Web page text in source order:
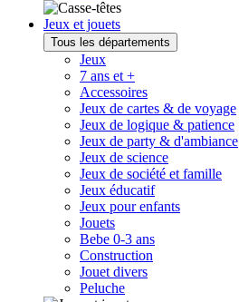
Jeux et jouets
Tous les départements
Jeux
7 ans et +
Accessoires
Jeux de cartes & de voyage
Jeux de logique & patience
Jeux de party & d'ambiance
Jeux de science
Jeux de société et famille
Jeux éducatif
Jeux pour enfants
Jouets
Bebe 0-3 ans
Construction
Jouet divers
Peluche